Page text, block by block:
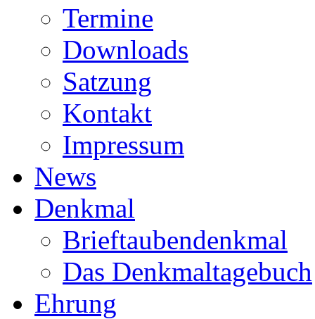
Termine
Downloads
Satzung
Kontakt
Impressum
News
Denkmal
Brieftaubendenkmal
Das Denkmaltagebuch
Ehrung